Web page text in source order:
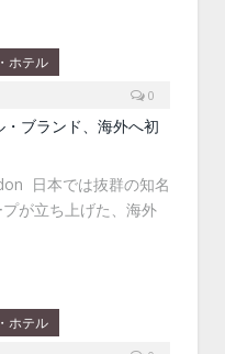
ホテル
0
ブランド、海外へ初
日本では抜群の知名
が立ち上げた、海外
ホテル